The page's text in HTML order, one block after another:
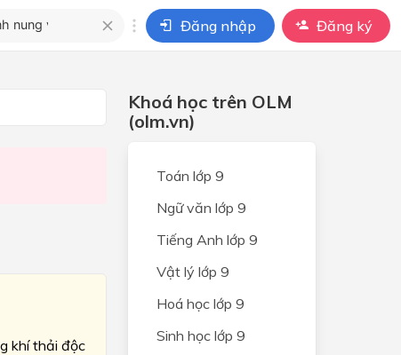
câu hỏi của
Đăng nhập Đăng ký
BÀI HỌC
khí thải độc
Khoá học trên OLM
(olm.vn)
Toán lớp 9
Ngữ văn lớp 9
Tiếng Anh lớp 9
Vật lý lớp 9
Hoá học lớp 9
Sinh học lớp 9